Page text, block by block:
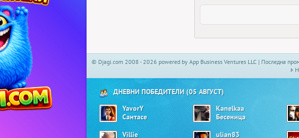
© Djagi.com 2008 - 2026 powered by App Business Ventures LLC | Последна
ДНЕВНИ ПОБЕДИТЕЛИ (05 АВГУСТ)
YavorY
Сантасе
Kanelkaa
Бесеница
Villie
ulian83